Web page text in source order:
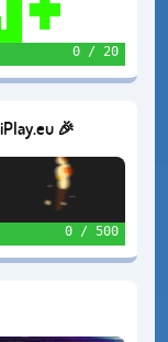
0 / 20
🎉
0 / 500